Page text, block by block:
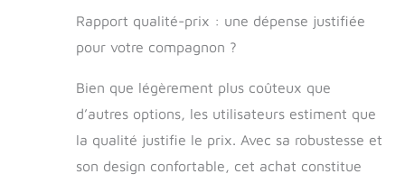
les côtés sont
remplis de
silicone
et élastiques, qui
ne se déforment
pas même en cas
Rapport qualité-prix : une dépense justifiée
pour votre compagnon ?
Bien que légèrement plus coûteux que
d’autres options, les utilisateurs estiment que
la qualité justifie le prix. Avec sa robustesse et
son design confortable, cet achat constitue